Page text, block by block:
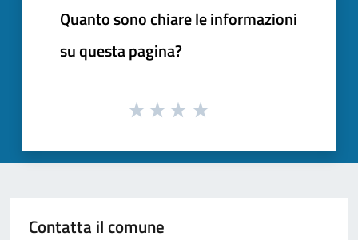
Quanto sono chiare le informazioni
su questa pagina?
Contatta il comune